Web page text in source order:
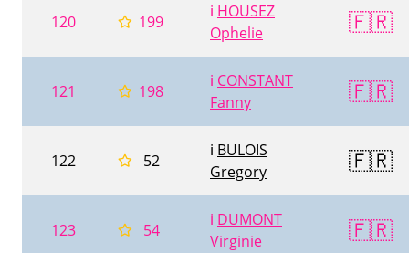
120 199
ℹ️ HOUSEZ
Ophelie
🇫🇷
121 198
ℹ️ CONSTANT
Fanny
🇫🇷
122 52
ℹ️ BULOIS
Gregory
🇫🇷
123 54
ℹ️ DUMONT
Virginie
🇫🇷